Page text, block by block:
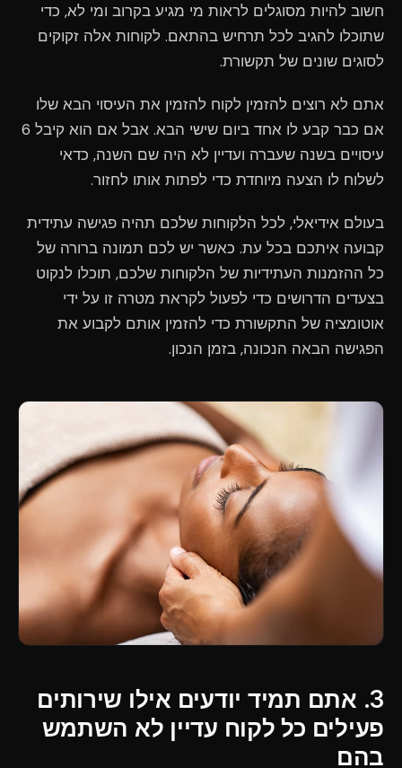
חשוב להיות מסוגלים לראות מי מגיע בקרוב ומי לא, כדי
שתוכלו להגיב לכל תרחיש בהתאם. לקוחות אלה זקוקים
לסוגים שונים של תקשורת.
אתם לא רוצים להזמין לקוח להזמין את העיסוי הבא שלו
אם כבר קבע לו אחד ביום שישי הבא. אבל אם הוא קיבל 6
עיסויים בשנה שעברה ועדיין לא היה שם השנה, כדאי
לשלוח לו הצעה מיוחדת כדי לפתות אותו לחזור.
בעולם אידיאלי, לכל הלקוחות שלכם תהיה פגישה עתידית
קבועה איתכם בכל עת. כאשר יש לכם תמונה ברורה של
כל ההזמנות העתידיות של הלקוחות שלכם, תוכלו לנקוט
בצעדים הדרושים כדי לפעול לקראת מטרה זו על ידי
אוטומציה של התקשורת כדי להזמין אותם לקבוע את
הפגישה הבאה הנכונה, בזמן הנכון.
3. אתם תמיד יודעים אילו שירותים
פעילים כל לקוח עדיין לא השתמש
בהם